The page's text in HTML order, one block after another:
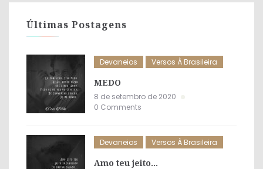
Últimas Postagens
Devaneios Versos À Brasileira
MEDO
8 de setembro de 2020
0 Comments
Devaneios Versos À Brasileira
Amo teu jeito…